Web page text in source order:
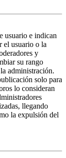
usuario e indican
el usuario o la
y
su rango
administración.
solo para
lo consideran
llegando
la expulsión del